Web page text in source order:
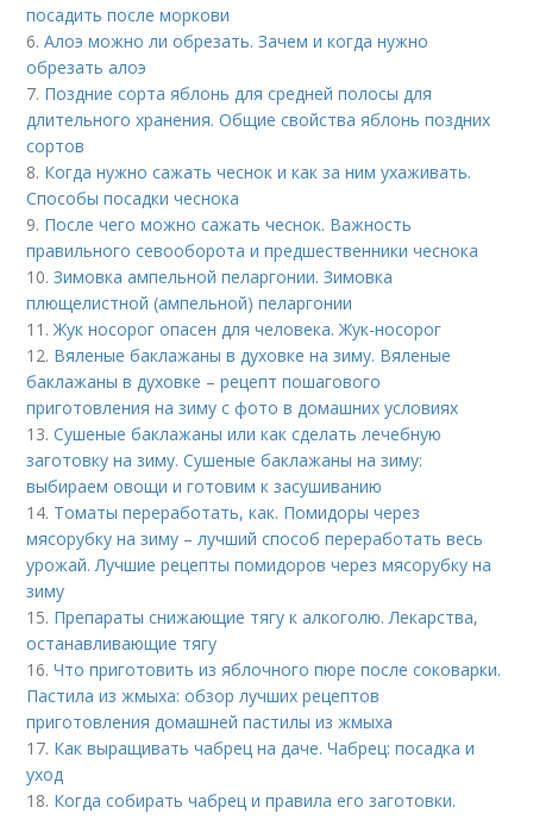
посадить после моркови
6.Алоэ можно ли обрезать. Зачем и когда нужно
обрезать алоэ
7. Поздние сорта яблонь для средней полосы для
длительного хранения. Общие свойства яблонь поздних
сортов
8. Когда нужно сажать чеснок и как за ним ухаживать.
Способы посадки чеснока
9. После чего можно сажать чеснок. Важность
правильного севооборота и предшественники чеснока
10.Зимовка ампельной пеларгонии. Зимовка
плющелистной (ампельной) пеларгонии
11.Жук носорог опасен для человека. Жук-носорог
12. Вяленые баклажаны в духовке на зиму. Вяленые
баклажаны в духовке – рецепт пошагового
приготовления на зиму с фото в домашних условиях
13.Сушеные баклажаны или как сделать лечебную
заготовку на зиму. Сушеные баклажаны на зиму:
выбираем овощи и готовим к засушиванию
14. Томаты переработать, как. Помидоры через
мясорубку на зиму – лучший способ переработать весь
урожай. Лучшие рецепты помидоров через мясорубку на
зиму
15. Препараты снижающие тягу к алкоголю. Лекарства,
останавливающие тягу
16.Что приготовить из яблочного пюре после соковарки.
Пастила из жмыха: обзор лучших рецептов
приготовления домашней пастилы из жмыха
17. Как выращивать чабрец на даче. Чабрец: посадка и
уход
18. Когда собирать чабрец и правила его заготовки.